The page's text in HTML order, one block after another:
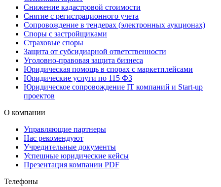
Снижение кадастровой стоимости
Снятие с регистрационного учета
Сопровождение в тендерах (электронных аукционах)
Споры с застройщиками
Страховые споры
Защита от субсидиарной ответственности
Уголовно-правовая защита бизнеса
Юридическая помощь в спорах с маркетплейсами
Юридические услуги по 115 ФЗ
Юридическое сопровождение IT компаний и Start-up
проектов
О компании
Управляющие партнеры
Нас рекомендуют
Учредительные документы
Успешные юридические кейсы
Презентация компании PDF
Телефоны